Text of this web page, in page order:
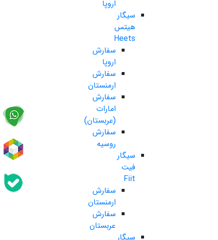
اروپا
سیگار
هیتس
Heets
سفارش
اروپا
سفارش
ارمنستان
سفارش
امارات
(عربستان)
سفارش
روسیه
سیگار
فیت
Fiit
سفارش
ارمنستان
سفارش
عربستان
سیگار